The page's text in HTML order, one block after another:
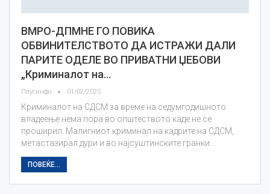
ВМРО-ДПМНЕ ГО ПОВИКА
ОБВИНИТЕЛСТВОТО ДА ИСТРАЖИ ДАЛИ
ПАРИТЕ ОДЕЛЕ ВО ПРИВАТНИ ЏЕБОВИ
„Криминалот на…
Плусинфо 01/02/2025
Криминалот на СДСМ за време на седумгодишното
владеење нема пора во општеството каде не се
проширил. Малигниот криминал на кадрите на СДСМ,
метастазирал дури и во најсуштинските гранки…
ПОВЕЌЕ...